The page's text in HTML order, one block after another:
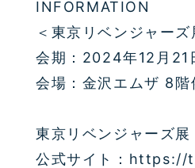
INFORMATION
＜東京リベンジャー
会期：2024年12月21
会場：金沢エムザ 8
東京リベンジャーズ
公式サイト：